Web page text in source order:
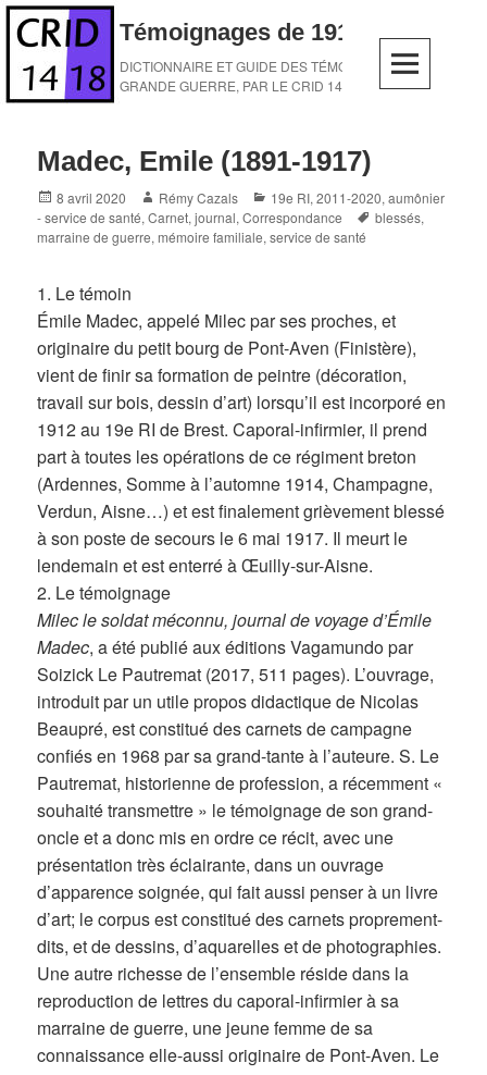
Skip
content
Témoignages de 1914-1918
DICTIONNAIRE ET GUIDE DES TÉMOINS DE LA
GRANDE GUERRE, PAR LE CRID 14-18
Madec, Emile (1891-1917)
Posted
on
8 avril 2020 Author
Rémy Cazals Categories
19e RI,2011-2020,aumônier
- service de santé,Carnet, journal,Correspondance Tags
blessés,
marraine de guerre,mémoire familiale,service de santé
1. Le témoin
Émile Madec, appelé Milec par ses proches, et
originaire du petit bourg de Pont-Aven (Finistère),
vient de finir sa formation de peintre (décoration,
travail sur bois, dessin d’art) lorsqu’il est incorporé en
1912 au 19e RI de Brest. Caporal-infirmier, il prend
part à toutes les opérations de ce régiment breton
(Ardennes, Somme à l’automne 1914, Champagne,
Verdun, Aisne…) et est finalement grièvement blessé
à son poste de secours le 6 mai 1917. Il meurt le
lendemain et est enterré à Œuilly-sur-Aisne.
2. Le témoignage
Milec le soldat méconnu, journal de voyage d’Émile
Madec, a été publié aux éditions Vagamundo par
Soizick Le Pautremat (2017, 511 pages). L’ouvrage,
introduit par un utile propos didactique de Nicolas
Beaupré, est constitué des carnets de campagne
confiés en 1968 par sa grand-tante à l’auteure. S. Le
Pautremat, historienne de profession, a récemment «
souhaité transmettre » le témoignage de son grand-
oncle et a donc mis en ordre ce récit, avec une
présentation très éclairante, dans un ouvrage
d’apparence soignée, qui fait aussi penser à un livre
d’art; le corpus est constitué des carnets proprement-
dits, et de dessins, d’aquarelles et de photographies.
Une autre richesse de l’ensemble réside dans la
reproduction de lettres du caporal-infirmier à sa
marraine de guerre, une jeune femme de sa
connaissance elle-aussi originaire de Pont-Aven. Le